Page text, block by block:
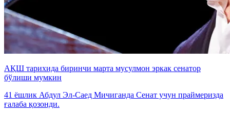
АҚШ тарихида биринчи марта мусулмон эркак сенатор
бўлиши мумкин
41 ёшлик Абдул Эл-Саед Мичиганда Сенат учун праймеризда
ғалаба қозонди.